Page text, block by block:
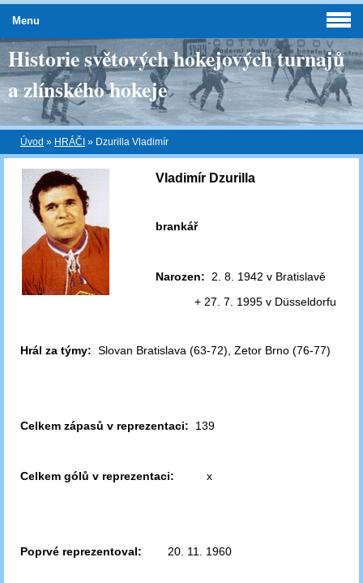
Historie světových hokejových turnajů
a zlínského hokeje
Úvod » HRÁČI » Dzurilla Vladimír
Vladimír Dzurilla
brankář
Narozen: 2. 8. 1942 v Bratislavě
+ 27. 7. 1995 v Düsseldorfu
Hrál za týmy: Slovan Bratislava (63-72), Zetor Brno (76-77)
Celkem zápasů v reprezentaci: 139
Celkem gólů v reprezentaci: x
Poprvé reprezentoval: 20. 11. 1960
Menu